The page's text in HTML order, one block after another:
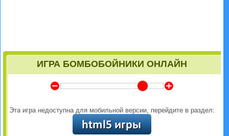
ИГРА БОМБОБОЙНИКИ ОНЛАЙН
Y Z
Эта игра недоступна для мобильной версии, перейдите в раздел: